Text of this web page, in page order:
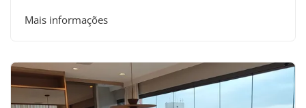
Mais informações